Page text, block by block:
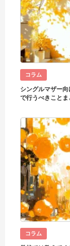
コラム
シングルマザー
で行うべきことま
コラム